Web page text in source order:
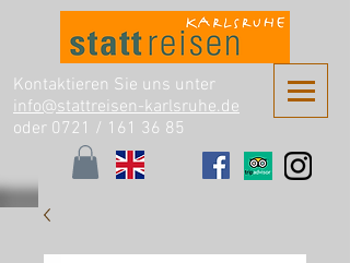
Kontaktieren Sie uns unter
info@stattreisen-karlsruhe.de
oder 0721 / 161 36 85